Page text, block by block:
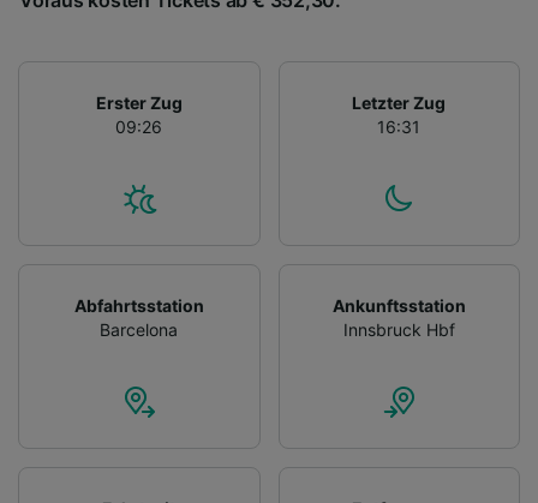
Erster Zug
09:26
Letzter Zug
16:31
Abfahrtsstation
Barcelona
Ankunftsstation
Innsbruck Hbf